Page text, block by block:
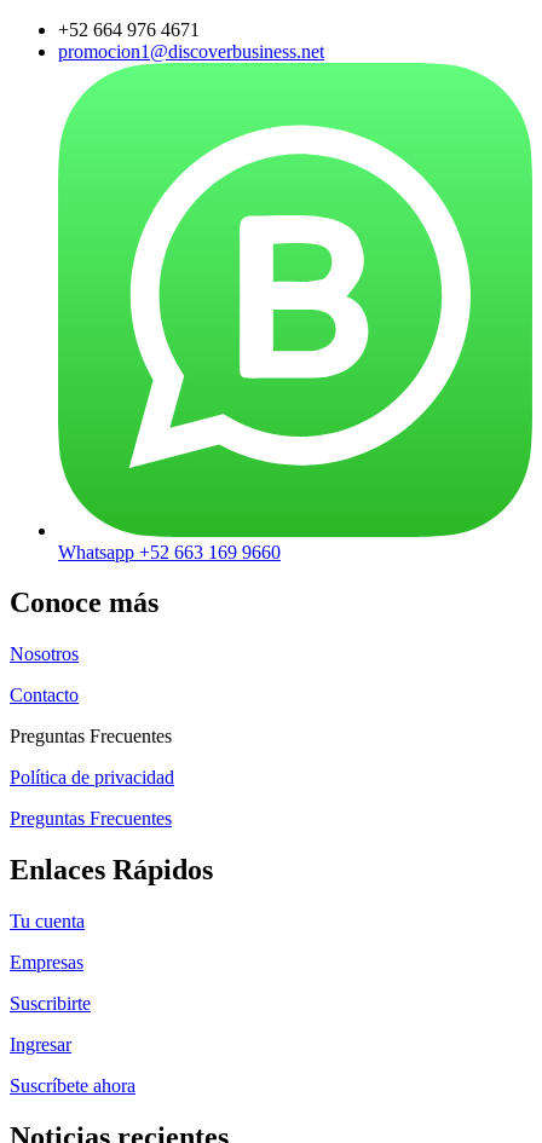
+52 664 976 4671
promocion1@discoverbusiness.net
Whatsapp +52 663 169 9660
Conoce más
Nosotros
Contacto
Preguntas Frecuentes
Política de privacidad
Preguntas Frecuentes
Enlaces Rápidos
Tu cuenta
Empresas
Suscribirte
Ingresar
Suscríbete ahora